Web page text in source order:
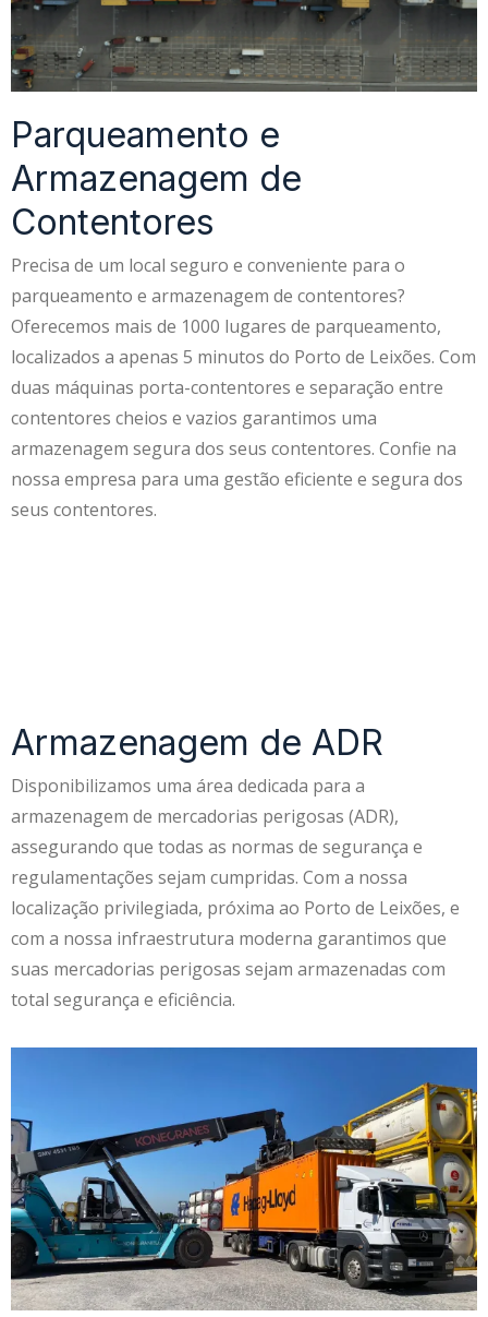
Parqueamento e
Armazenagem de
Contentores
Precisa de um local seguro e conveniente para o
parqueamento e armazenagem de contentores?
Oferecemos mais de 1000 lugares de parqueamento,
localizados a apenas 5 minutos do Porto de Leixões. Com
duas máquinas porta-contentores e separação entre
contentores cheios e vazios garantimos uma
armazenagem segura dos seus contentores. Confie na
nossa empresa para uma gestão eficiente e segura dos
seus contentores.
Armazenagem de ADR
Disponibilizamos uma área dedicada para a
armazenagem de mercadorias perigosas (ADR),
assegurando que todas as normas de segurança e
regulamentações sejam cumpridas. Com a nossa
localização privilegiada, próxima ao Porto de Leixões, e
com a nossa infraestrutura moderna garantimos que
suas mercadorias perigosas sejam armazenadas com
total segurança e eficiência.